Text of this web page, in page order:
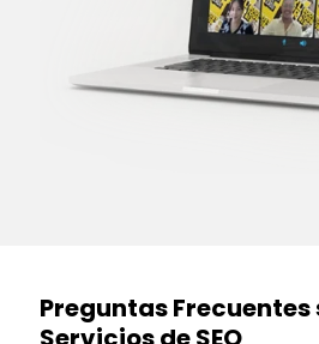
Preguntas Frecuentes